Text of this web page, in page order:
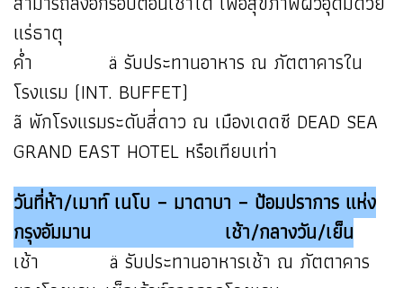
แร่ธาตุ
ค่ำ ä รับประทานอาหาร ณ ภัตตาคารใน
โรงแรม (INT. BUFFET)
ã พักโรงแรมระดับสี่ดาว ณ เมืองเดดซี DEAD SEA
GRAND EAST HOTEL หรือเทียบเท่า
วันที่ห้า/เมาท์ เนโบ – มาดาบา – ป้อมปราการ แห่ง
กรุงอัมมาน เช้า/กลางวัน/เย็น
เช้า ä รับประทานอาหารเช้า ณ ภัตตาคาร